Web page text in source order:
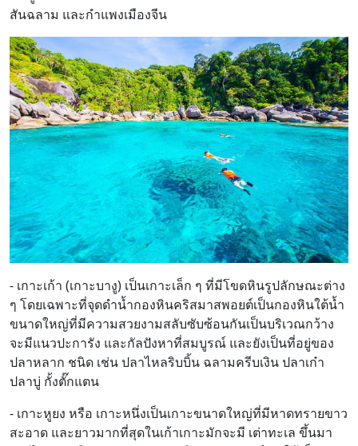
สันฉลาม และกำแพงเมืองจีน
- เกาะเก้า (เกาะบางู) เป็นเกาะเล็ก ๆ ที่มีโขดหินรูปลักษณะต่าง
ๆ โดยเฉพาะที่จุดดำน้ำกองหินคริสมาสพอยต์เป็นกองหินใต้น้ำ
ขนาดใหญ่ที่มีความสวยงามสลับซับซ้อนกันเป็นบริเวณกว้าง
จะมีแนวปะการัง และกัลปังหาที่สมบูรณ์ และยังเป็นที่อยู่ของ
ปลาหลาก ชนิด เช่น ปลาไหลริบบิ้น ฉลามครีบเงิน ปลาเก๋า
ปลาบู่ กั้งตั๊กแตน
- เกาะหูยง หรือ เกาะหนึ่งเป็นเกาะขนาดใหญ่ที่มีหาดทรายขาว
สะอาด และยาวมากที่สุดในเก้าเกาะมักจะมี เต่าทะเล ขึ้นมา